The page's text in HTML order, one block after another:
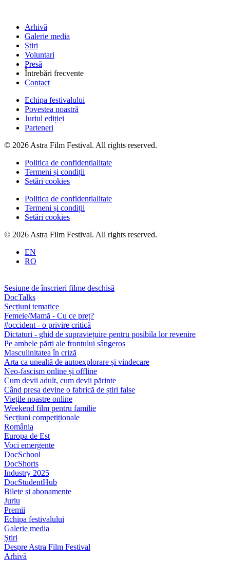
Arhivă
Galerie media
Știri
Voluntari
Presă
Întrebări frecvente
Contact
Echipa festivalului
Povestea noastră
Juriul ediției
Parteneri
© 2026 Astra Film Festival. All rights reserved.
Politica de confidențialitate
Termeni și condiții
Setări cookies
Politica de confidențialitate
Termeni și condiții
Setări cookies
© 2026 Astra Film Festival. All rights reserved.
EN
RO
Sesiune de înscrieri filme deschisă
DocTalks
Secțiuni tematice
Femeie/Mamă - Cu ce preț?
#occident - o privire critică
Dictaturi - ghid de supraviețuire pentru posibila lor revenire
Pe ambele părți ale frontului sângeros
Masculinitatea în criză
Arta ca unealtă de autoexplorare și vindecare
Neo-fascism online și offline
Cum devii adult, cum devii părinte
Când presa devine o fabrică de știri false
Viețile noastre online
Weekend film pentru familie
Secțiuni competiționale
România
Europa de Est
Voci emergente
DocSchool
DocShorts
Industry 2025
DocStudentHub
Bilete și abonamente
Juriu
Premii
Echipa festivalului
Galerie media
Știri
Despre Astra Film Festival
Arhivă